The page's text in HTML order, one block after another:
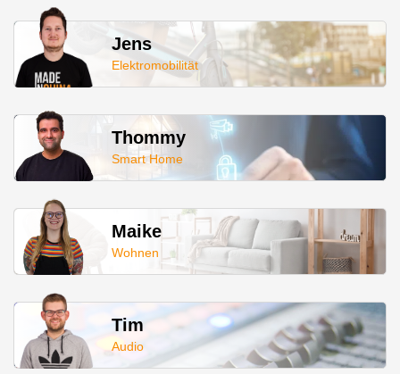
Jens
Elektromobilität
Thommy
Smart Home
Maike
Wohnen
Tim
Audio